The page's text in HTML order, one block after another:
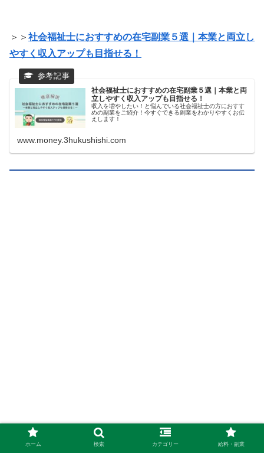
＞＞ 社会福祉士におすすめの在宅副業５選｜本業と両立し
やすく収入アップも目指せる！
社会福祉士におすすめの在宅副業５選｜本業と両
立しやすく収入アップも目指せる！
収入を増やしたい！と悩んでいる社会福祉士の方におすす
めの副業をご紹介！今すぐできる副業をわかりやすくお伝
えします！
www.money.3hukushishi.com
ホーム 検索 カテゴリー 給料・副業